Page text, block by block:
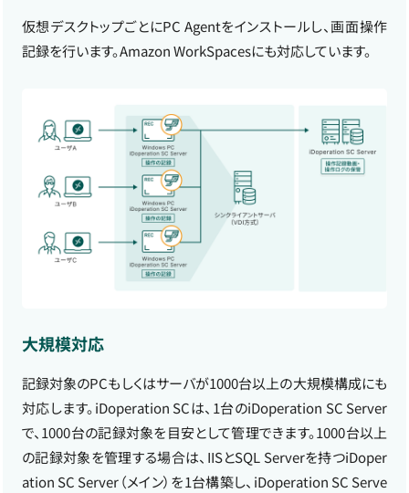
仮想デスクトップごとにPC Agentをインストールし、画面操作
記録を行います。Amazon WorkSpacesにも対応しています。
大規模対応
記録対象のPCもしくはサーバが1000台以上の大規模構成にも
対応します。iDoperation SCは、1台のiDoperation SC Server
で、1000台の記録対象を目安として管理できます。1000台以上
の記録対象を管理する場合は、IISとSQL Serverを持つiDoper
ation SC Server（メイン）を1台構築し、iDoperation SC Serve